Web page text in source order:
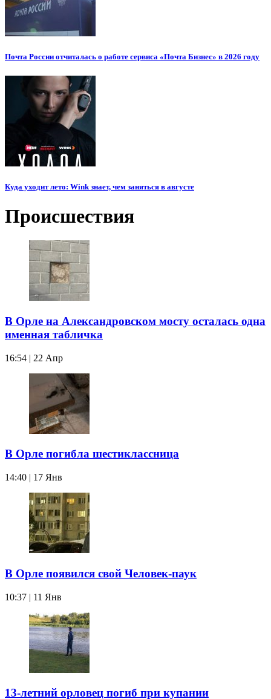
Почта России отчиталась о работе сервиса «Почта Бизнес» в 2026 году
Куда уходит лето: Wink знает, чем заняться в августе
Происшествия
В Орле на Александровском мосту осталась одна
именная табличка
16:54 | 22 Апр
В Орле погибла шестиклассница
14:40 | 17 Янв
В Орле появился свой Человек-паук
10:37 | 11 Янв
13-летний орловец погиб при купании